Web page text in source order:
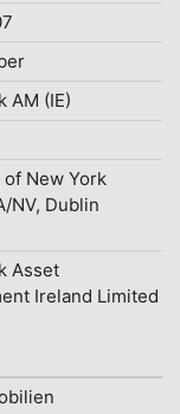
AM (IE)
New York
NV, Dublin
Asset
Ireland Limited